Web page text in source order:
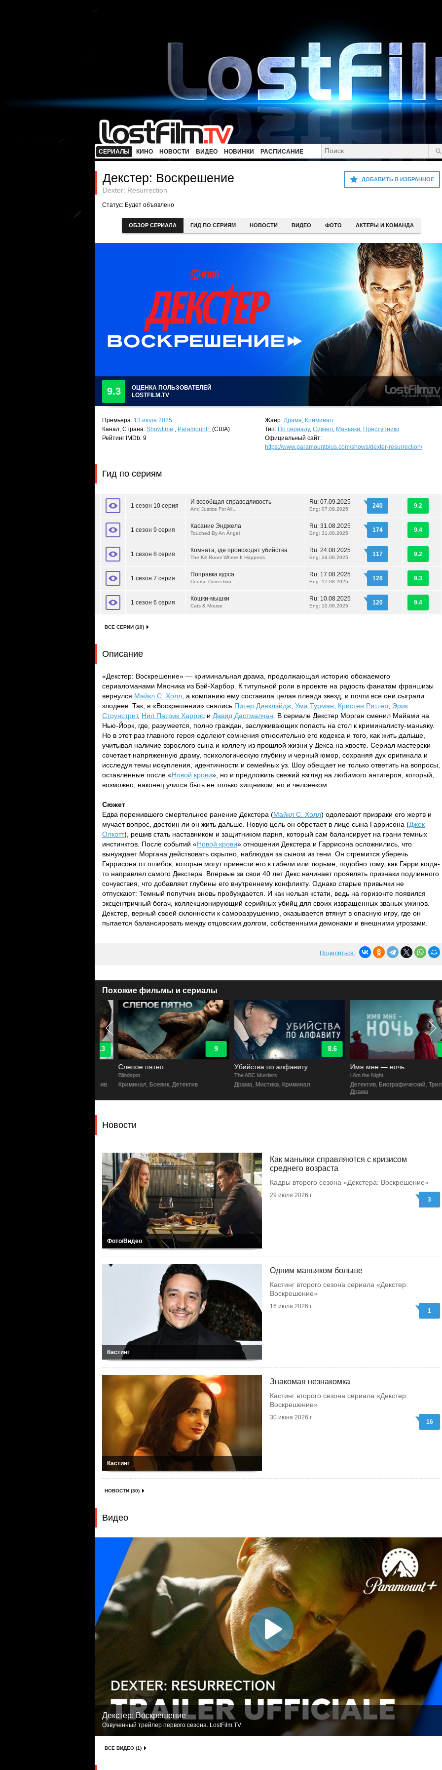
СЕРИАЛЫ КИНО НОВОСТИ ВИДЕО НОВИНКИ РАСПИСАНИЕ
ДОБАВИТЬ В ИЗБРАННОЕ
Декстер: Воскрешение
Dexter: Resurrection
Статус: Будет объявлено
ОБЗОР СЕРИАЛА ГИД ПО СЕРИЯМ НОВОСТИ ВИДЕО ФОТО АКТЕРЫ И КОМАНДА
9.3
ОЦЕНКА ПОЛЬЗОВАТЕЛЕЙ
LOSTFILM.TV
Премьера: 13 июля 2025
Канал, Страна: Showtime , Paramount+ (США)
Рейтинг IMDb: 9
Жанр: Драма, Криминал
Тип: По сериалу, Сиквел, Маньяки, Преступники
Официальный сайт:
https://www.paramountplus.com/shows/dexter-resurrection/
Гид по сериям
1 сезон 10 серия
И всеобщая справедливость
And Justice For All...
Ru: 07.09.2025
Eng: 07.09.2025 240 9.2
1 сезон 9 серия
Касание Энджела
Touched By An Ángel
Ru: 31.08.2025
Eng: 31.08.2025 174 9.4
1 сезон 8 серия
Комната, где происходят убийства
The Kill Room Where It Happens
Ru: 24.08.2025
Eng: 24.08.2025 117 9.2
1 сезон 7 серия
Поправка курса
Course Correction
Ru: 17.08.2025
Eng: 17.08.2025 128 9.3
1 сезон 6 серия
Кошки-мышки
Cats & Mouse
Ru: 10.08.2025
Eng: 10.08.2025 120 9.4
ВСЕ СЕРИИ (10)
Описание
«Декстер: Воскрешение» — криминальная драма, продолжающая историю обожаемого
сериаломанами Мясника из Бэй-Харбор. К титульной роли в проекте на радость фанатам франшизы
вернулся Майкл С. Холл , а компанию ему составила целая плеяда звезд, и почти все они сыграли
злодеев. Так, в «Воскрешении» снялись Питер Динклэйдж Ума Турман Кристен Риттер Эрик
Стоунстрит, Нил Патрик Харрис и Давид Дастмалчан . В сериале Декстер Морган сменил Майами на
Нью-Йорк, где, разумеется, полно граждан, заслуживающих попасть на стол к криминалисту-маньяку.
Но в этот раз главного героя одолеют сомнения относительно его кодекса и того, как жить дальше,
учитывая наличие взрослого сына и коллегу из прошлой жизни у Декса на хвосте. Сериал мастерски
сочетает напряженную драму, психологическую глубину и черный юмор, сохраняя дух оригинала и
исследуя темы искупления, идентичности и семейных уз. Шоу обещает не только ответить на вопросы,
оставленные после «Новой крови», но и предложить свежий взгляд на любимого антигероя, который,
возможно, наконец учится быть не только хищником, но и человеком.
Сюжет
Едва пережившего смертельное ранение Декстера (Майкл С. Холл) одолевают призраки его жертв и
мучает вопрос, достоин ли он жить дальше. Новую цель он обретает в лице сына Гаррисона (Джек
Олкотт), решив стать наставником и защитником парня, который сам балансирует на грани темных
инстинктов. После событий «Новой крови» отношения Декстера и Гаррисона осложнились, что
вынуждает Моргана действовать скрытно, наблюдая за сыном из тени. Он стремится уберечь
Гаррисона от ошибок, которые могут привести его к гибели или тюрьме, подобно тому, как Гарри когда-
то направлял самого Декстера. Впервые за свои 40 лет Декс начинает проявлять признаки подлинного
сочувствия, что добавляет глубины его внутреннему конфликту. Однако старые привычки не
отпускают: Темный попутчик вновь пробуждается. И как нельзя кстати, ведь на горизонте появился
эксцентричный богач, коллекционирующий серийных убийц для своих извращенных званых ужинов.
Декстер, верный своей склонности к саморазрушению, оказывается втянут в опасную игру, где он
пытается балансировать между отцовским долгом, собственными демонами и внешними угрозами.
Поделиться:
Похожие фильмы и сериалы
Слепое пятно
Blindspot
Криминал, Боевик, Детектив
Убийства по алфавиту
The ABC Murders
Драма, Мистика, Криминал
8.4
Имя мне — ночь
I Am the Night
Детектив, Биографический, Триллер,
Драма
Новости
Фото/Видео
Как маньяки справляются с кризисом
среднего возраста
Кадры второго сезона «Декстера: Воскрешение»
29 июля 2026 г.
3
Кастинг
Одним маньяком больше
Кастинг второго сезона сериала «Декстер:
Воскрешение»
16 июля 2026 г.
1
Кастинг
Знакомая незнакомка
Кастинг второго сезона сериала «Декстер:
Воскрешение»
30 июня 2026 г.
16
НОВОСТИ (30)
Видео
Декстер: Воскрешение
Озвученный трейлер первого сезона. LostFilm.TV
ВСЕ ВИДЕО (1)